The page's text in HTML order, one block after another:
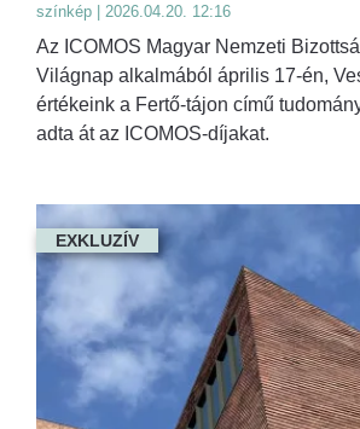
színkép | 2026.04.20. 12:16
Az ICOMOS Magyar Nemzeti
Világnap alkalmából április 17-én,
értékeink a Fertő-tájon című
adta át az ICOMOS-díjakat.
EXKLUZÍV